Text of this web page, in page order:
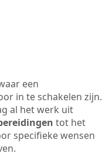
een
in te schakelen zijn.
al het werk uit
tot het
specifieke wensen